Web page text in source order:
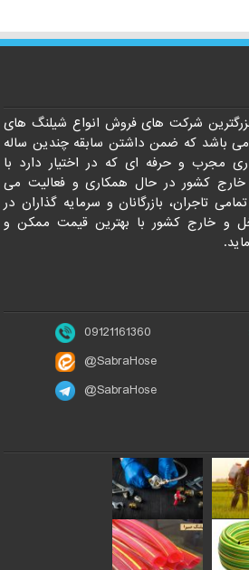
شرکت های فروش انواع شیلنگ های
می باشد که ضمن داشتن سابقه چندین ساله
مجرب و حرفه ای که در اختیار دارد با
خارج کشور در حال همکاری و فعالیت می
تاجران، بازرگانان و سرمایه گذاران در
و خارج کشور با بهترین قیمت ممکن و
09121161360
@SabraHose
@SabraHose